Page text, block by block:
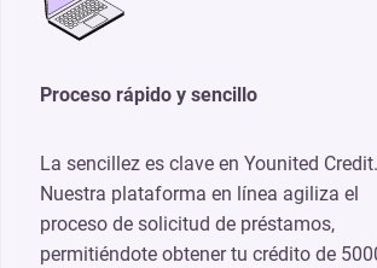
Proceso rápido y sencillo
La sencillez es clave en Younited Credit.
Nuestra plataforma en línea agiliza el
proceso de solicitud de préstamos,
permitiéndote obtener tu crédito de